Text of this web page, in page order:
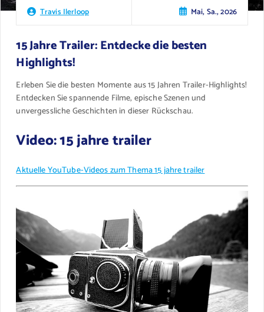
Travis Ilerloop Mai, Sa., 2026
15 Jahre Trailer: Entdecke die besten
Highlights!
Erleben Sie die besten Momente aus 15 Jahren Trailer-Highlights!
Entdecken Sie spannende Filme, epische Szenen und
unvergessliche Geschichten in dieser Rückschau.
Video: 15 jahre trailer
Aktuelle YouTube-Videos zum Thema 15 jahre trailer